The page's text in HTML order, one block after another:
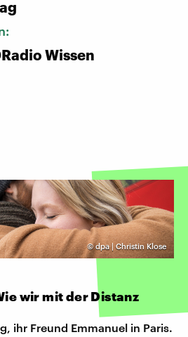
Wissen
©dpa | Christin Klose
wir mit der Distanz
ihr Freund Emmanuel in Paris.